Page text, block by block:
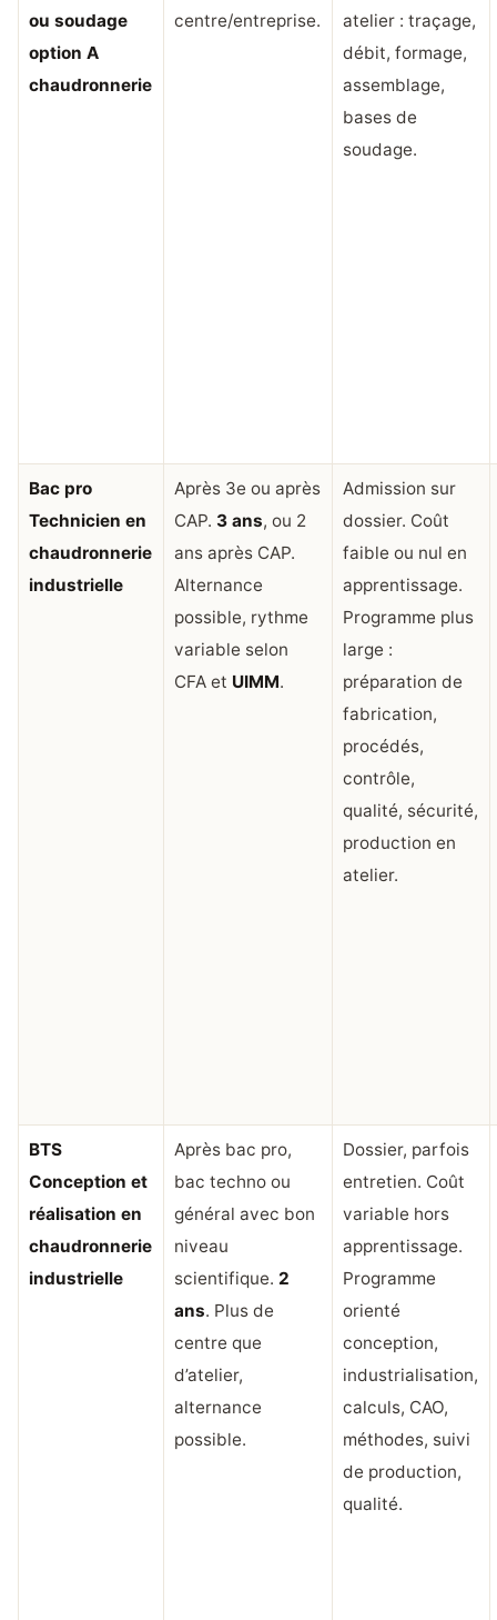
ou soudage
option A
chaudronnerie
centre/entreprise.
atelier : traçage,
débit, formage,
assemblage,
bases de
soudage.
Bac pro
Technicien en
chaudronnerie
industrielle
Après 3e ou après
CAP. 3 ans, ou 2
ans après CAP.
Alternance
possible, rythme
variable selon
CFA et UIMM.
Admission sur
dossier. Coût
faible ou nul en
apprentissage.
Programme plus
large :
préparation de
fabrication,
procédés,
contrôle,
qualité, sécurité,
production en
atelier.
BTS
Conception et
réalisation en
chaudronnerie
industrielle
Après bac pro,
bac techno ou
général avec bon
niveau
scientifique. 2
ans. Plus de
centre que
d’atelier,
alternance
possible.
Dossier, parfois
entretien. Coût
variable hors
apprentissage.
Programme
orienté
conception,
industrialisation,
calculs, CAO,
méthodes, suivi
de production,
qualité.